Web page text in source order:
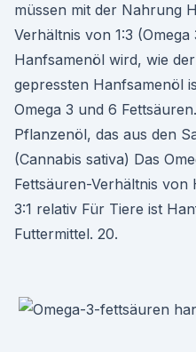
müssen mit der Nahrung
Verhältnis von 1:3 (Omega
Hanfsamenöl wird, wie
gepressten Hanfsamenöl
Omega 3 und 6
Pflanzenöl, das aus den
(Cannabis sativa) Das
Fettsäuren-Verhältnis von
3:1 relativ Für Tiere ist
Futtermittel. 20.